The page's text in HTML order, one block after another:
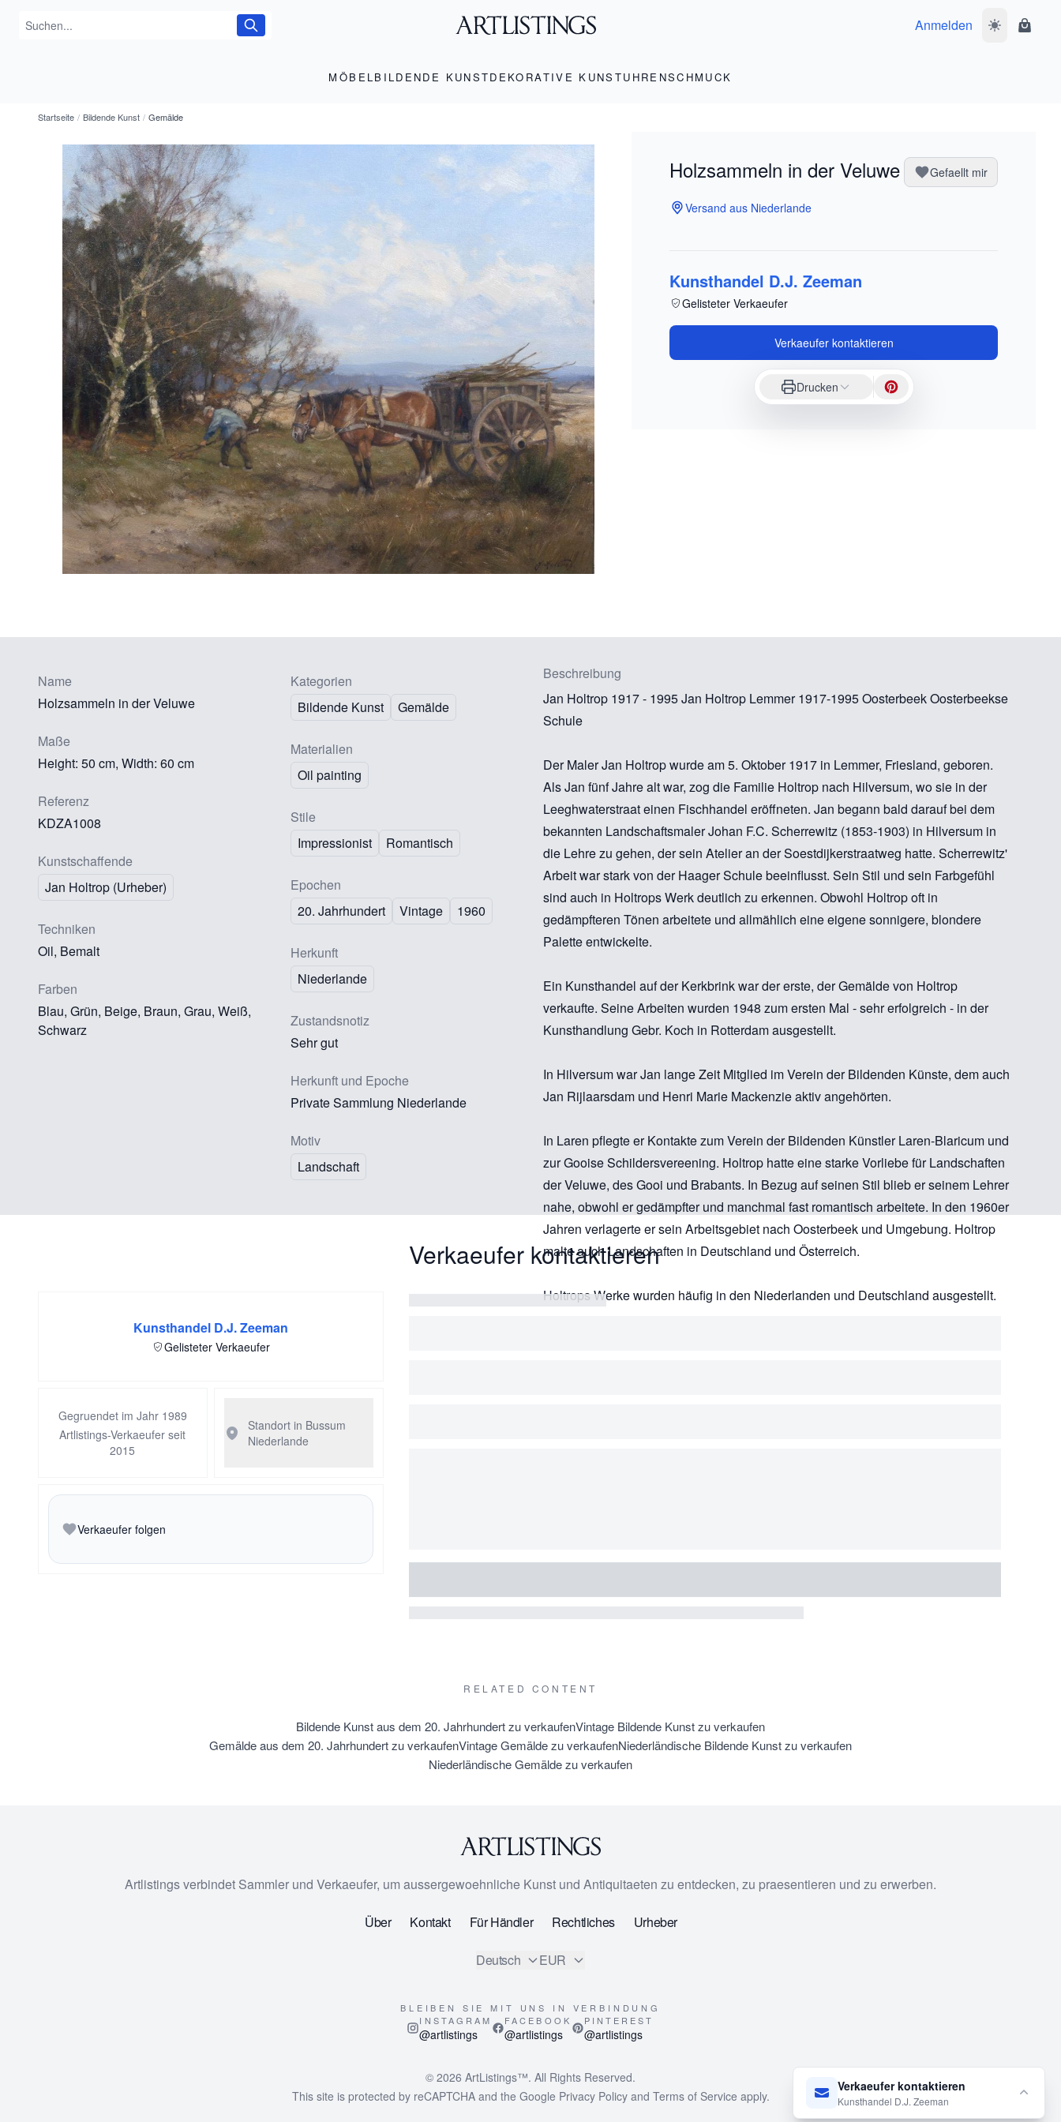
Anmelden
MÖBELBILDENDE KUNSTDEKORATIVE KUNSTUHRENSCHMUCK
Startseite / Bildende Kunst / Gemälde
Holzsammeln in der Veluwe Gefaellt mir
Versand aus Niederlande
Kunsthandel D.J. Zeeman
Gelisteter Verkaeufer
Verkaeufer kontaktieren
Drucken
Verkaeufer kontaktieren
Kunsthandel D.J. Zeeman
Name
Holzsammeln in der Veluwe
Maße
Height: 50 cm, Width: 60 cm
Referenz
KDZA1008
Kunstschaffende
Jan Holtrop (Urheber)
Techniken
Oil, Bemalt
Farben
Blau, Grün, Beige, Braun, Grau, Weiß,
Schwarz
Kategorien
Bildende Kunst
Gemälde
Materialien
Oil painting
Stile
Impressionist
Romantisch
Epochen
20. Jahrhundert
Vintage 1960
Herkunft
Niederlande
Zustandsnotiz
Sehr gut
Herkunft und Epoche
Private Sammlung Niederlande
Motiv
Landschaft
Beschreibung
Jan Holtrop 1917 - 1995 Jan Holtrop Lemmer 1917-1995 Oosterbeek Oosterbeekse
Schule
Der Maler Jan Holtrop wurde am 5. Oktober 1917 in Lemmer, Friesland, geboren.
Als Jan fünf Jahre alt war, zog die Familie Holtrop nach Hilversum, wo sie in der
Leeghwaterstraat einen Fischhandel eröffneten. Jan begann bald darauf bei dem
bekannten Landschaftsmaler Johan F.C. Scherrewitz (1853-1903) in Hilversum in
die Lehre zu gehen, der sein Atelier an der Soestdijkerstraatweg hatte. Scherrewitz'
Arbeit war stark von der Haager Schule beeinflusst. Sein Stil und sein Farbgefühl
sind auch in Holtrops Werk deutlich zu erkennen. Obwohl Holtrop oft in
gedämpfteren Tönen arbeitete und allmählich eine eigene sonnigere, blondere
Palette entwickelte.
Ein Kunsthandel auf der Kerkbrink war der erste, der Gemälde von Holtrop
verkaufte. Seine Arbeiten wurden 1948 zum ersten Mal - sehr erfolgreich - in der
Kunsthandlung Gebr. Koch in Rotterdam ausgestellt.
In Hilversum war Jan lange Zeit Mitglied im Verein der Bildenden Künste, dem auch
Jan Rijlaarsdam und Henri Marie Mackenzie aktiv angehörten.
In Laren pflegte er Kontakte zum Verein der Bildenden Künstler Laren-Blaricum und
zur Gooise Schildersvereening. Holtrop hatte eine starke Vorliebe für Landschaften
der Veluwe, des Gooi und Brabants. In Bezug auf seinen Stil blieb er seinem Lehrer
nahe, obwohl er gedämpfter und manchmal fast romantisch arbeitete. In den 1960er
Jahren verlagerte er sein Arbeitsgebiet nach Oosterbeek und Umgebung. Holtrop
malte auch Landschaften in Deutschland und Österreich.
Holtrops Werke wurden häufig in den Niederlanden und Deutschland ausgestellt.
Kunsthandel D.J. Zeeman
Gelisteter Verkaeufer
Gegruendet im Jahr 1989
Artlistings-Verkaeufer seit
2015
Standort in Bussum
Niederlande
Verkaeufer folgen
Verkaeufer kontaktieren
RELATED CONTENT
Bildende Kunst aus dem 20. Jahrhundert zu verkaufenVintage Bildende Kunst zu verkaufen
Gemälde aus dem 20. Jahrhundert zu verkaufenVintage Gemälde zu verkaufenNiederländische Bildende Kunst zu verkaufen
Niederländische Gemälde zu verkaufen
Artlistings verbindet Sammler und Verkaeufer, um aussergewoehnliche Kunst und Antiquitaeten zu entdecken, zu praesentieren und zu erwerben.
Über Kontakt Für Händler Rechtliches Urheber
Deutsch EUR
BLEIBEN SIE MIT UNS IN VERBINDUNG
INSTAGRAM
@artlistings
FACEBOOK
@artlistings
PINTEREST
@artlistings
© 2026 ArtListings™. All Rights Reserved.
This site is protected by reCAPTCHA and the Google Privacy Policyand Terms of Service apply.